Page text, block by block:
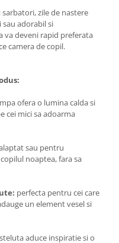
zile de nastere
adorabil si
va deveni rapid preferata
camera de copil.
ofera o lumina calda si
cei mici sa adoarma
sau pentru
noaptea, fara sa
perfecta pentru cei care
un element vesel si
aduce inspiratie si o